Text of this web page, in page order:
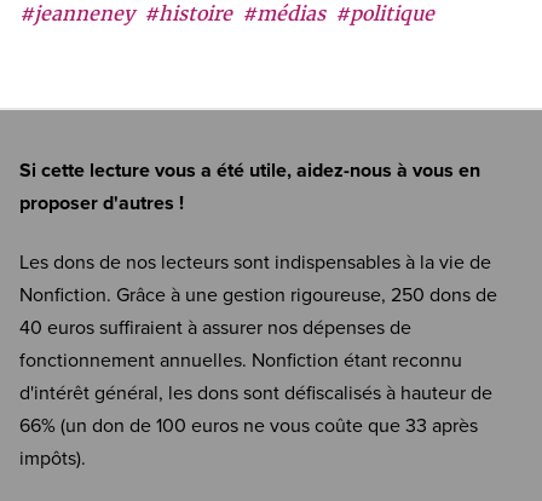
#jeanneney #histoire #médias #politique
Si cette lecture vous a été utile, aidez-nous à vous en
proposer d'autres !
Les dons de nos lecteurs sont indispensables à la vie de
Nonfiction. Grâce à une gestion rigoureuse, 250 dons de
40 euros suffiraient à assurer nos dépenses de
fonctionnement annuelles. Nonfiction étant reconnu
d'intérêt général, les dons sont défiscalisés à hauteur de
66% (un don de 100 euros ne vous coûte que 33 après
impôts).